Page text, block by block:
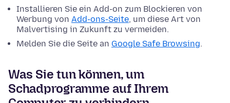
Installieren Sie ein Add-on zum Blockieren von
Werbung von Add-ons-Seite, um diese Art von
Malvertising in Zukunft zu vermeiden.
Melden Sie die Seite an Google Safe Browsing.
Was Sie tun können, um
Schadprogramme auf Ihrem